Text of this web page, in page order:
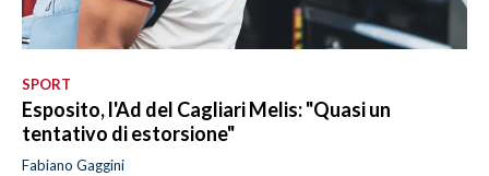
SPORT
Esposito, l'Ad del Cagliari Melis: "Quasi un
tentativo di estorsione"
Fabiano Gaggini